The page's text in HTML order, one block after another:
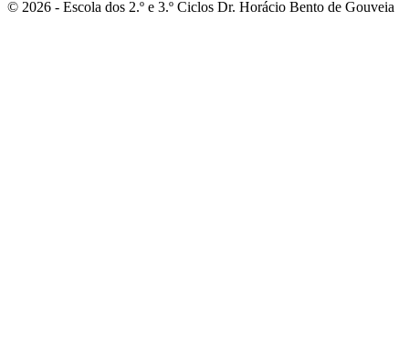
© 2026 - Escola dos 2.º e 3.º Ciclos Dr. Horácio Bento de Gouveia